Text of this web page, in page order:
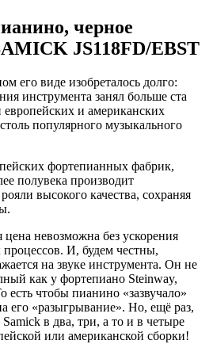
черное
JS118FD/EBST
его виде изобреталось долго:
инструмента занял больше ста
и американских
популярного музыкального
фортепианных фабрик,
полувека производит
высокого качества, сохраняя
цена невозможна без ускорения
И, будем честны,
на звуке инструмента. Он не
как у фортепиано Steinway,
есть чтобы пианино «зазвучало»
его «разыгрывание». Но, ещё раз,
в два, три, а то и в четыре
или американской сборки!